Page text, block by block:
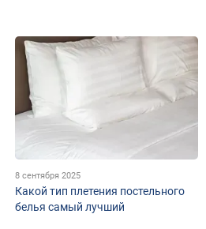
8 сентября 2025
Какой тип плетения постельного
белья самый лучший